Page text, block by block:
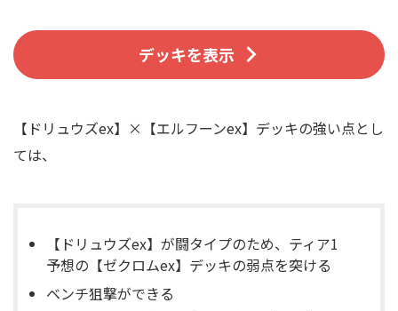
デッキを表示
【ドリュウズex】×【エルフーンex】デッキの強い点とし
ては、
【ドリュウズex】が闘タイプのため、ティア1
予想の【ゼクロムex】デッキの弱点を突ける
ベンチ狙撃ができる